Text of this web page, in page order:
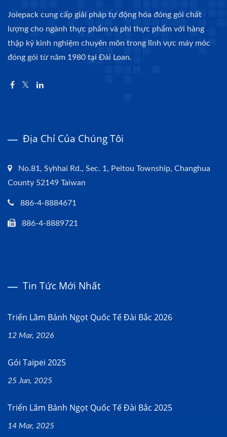
Joiepack cung cấp giải pháp tự động hóa đóng gói chất
lượng cho ngành thực phẩm và phi thực phẩm với hàng
thập kỷ kinh nghiệm chuyên môn trong lĩnh vực máy móc
đóng gói từ năm 1980 tại Đài Loan.
Địa Chỉ Của Chúng Tôi
No.81, Syhhai Rd., Sec. 1, Peitou Township, Changhua
County 52149 Taiwan
886-4-8884671
886-4-8889721
Tin Tức Mới Nhất
Triển Lãm Bánh Ngọt Quốc Tế Đài Bắc 2026
12 Mar, 2026
Gói Taipei 2025
25 Jun, 2025
Triển Lãm Bánh Ngọt Quốc Tế Đài Bắc 2025
14 Mar, 2025